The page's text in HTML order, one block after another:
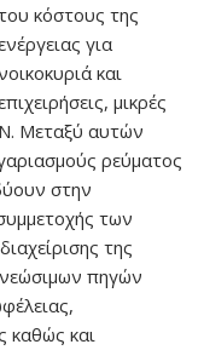
κόστους της
για
και
μικρές
Μεταξύ αυτών
ρεύματος
στην
των
της
πηγών
καθώς και